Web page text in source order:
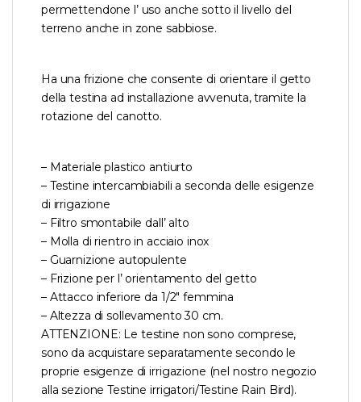
permettendone l’ uso anche sotto il livello del
terreno anche in zone sabbiose.
Ha una frizione che consente di orientare il getto
della testina ad installazione avvenuta, tramite la
rotazione del canotto.
– Materiale plastico antiurto
– Testine intercambiabili a seconda delle esigenze
di irrigazione
– Filtro smontabile dall’ alto
– Molla di rientro in acciaio inox
– Guarnizione autopulente
– Frizione per l’ orientamento del getto
– Attacco inferiore da 1/2″ femmina
– Altezza di sollevamento 30 cm.
ATTENZIONE: Le testine non sono comprese,
sono da acquistare separatamente secondo le
proprie esigenze di irrigazione (nel nostro negozio
alla sezione Testine irrigatori/Testine Rain Bird).